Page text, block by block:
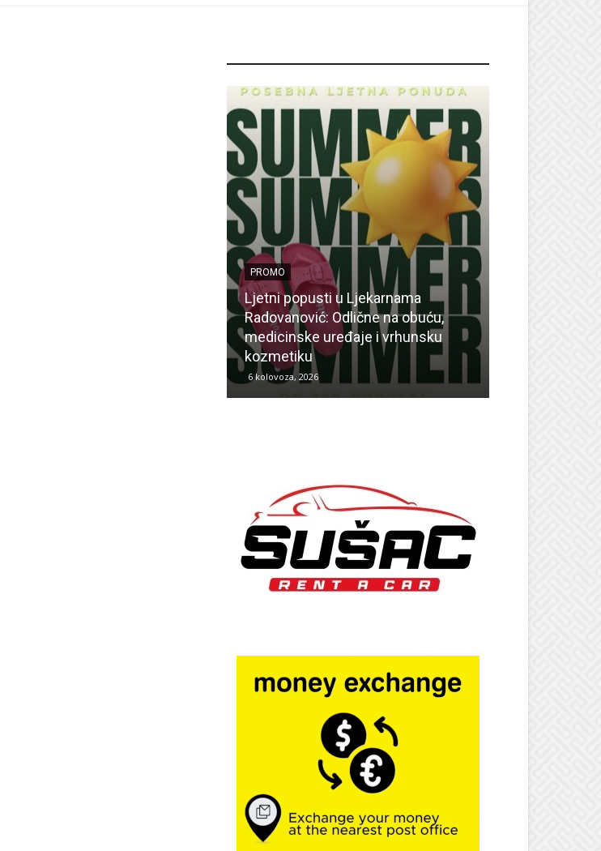
PROMO
Ljetni popusti u Ljekarnama
Radovanović: Odlične na obuću,
medicinske uređaje i vrhunsku
kozmetiku
6 kolovoza, 2026